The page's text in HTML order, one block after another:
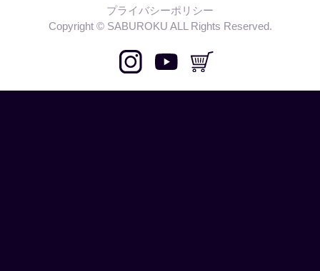
プライバシーポリシー
Copyright © SABUROKU ALL Rights Reserved.